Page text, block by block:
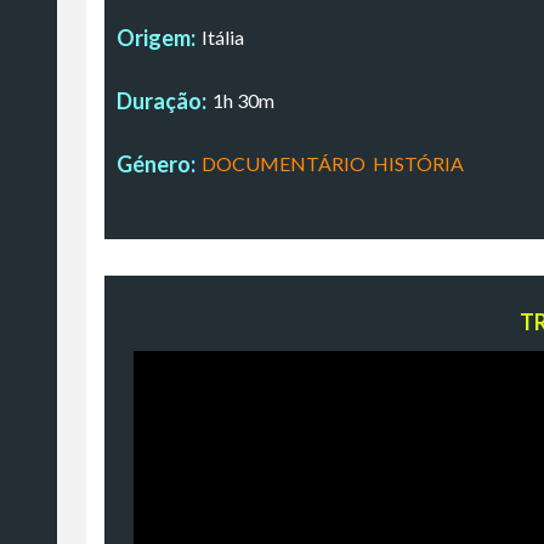
Origem: Itália
Duração: 1h 30m
Género: DOCUMENTÁRIO, HISTÓRIA